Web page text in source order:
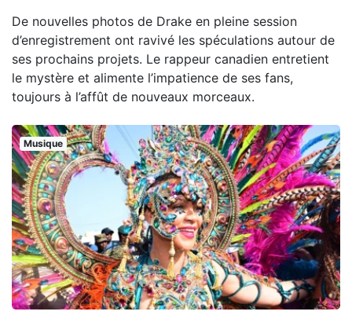
De nouvelles photos de Drake en pleine session
d’enregistrement ont ravivé les spéculations autour de
ses prochains projets. Le rappeur canadien entretient
le mystère et alimente l’impatience de ses fans,
toujours à l’affût de nouveaux morceaux.
Musique